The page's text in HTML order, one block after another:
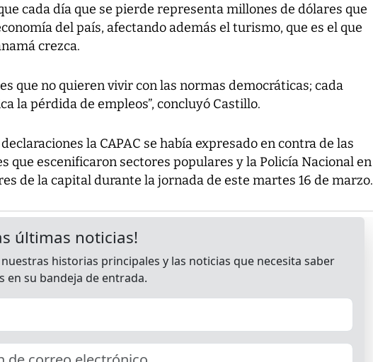
cada día que se pierde representa millones de dólares que
del país, afectando además el turismo, que es el que
crezca.
que no quieren vivir con las normas democráticas; cada
la pérdida de empleos”, concluyó Castillo.
la CAPAC se había expresado en contra de las
que escenificaron sectores populares y la Policía Nacional en
de la capital durante la jornada de este martes 16 de marzo.